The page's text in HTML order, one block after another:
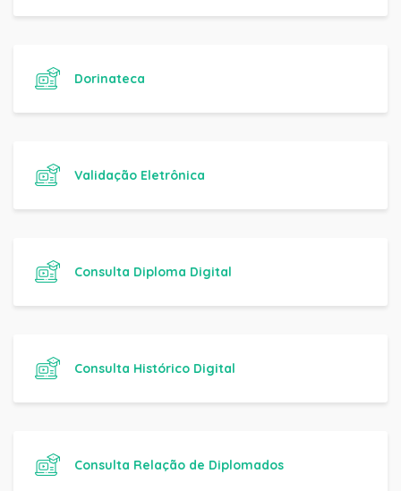
Dorinateca
Validação Eletrônica
Consulta Diploma Digital
Consulta Histórico Digital
Consulta Relação de Diplomados